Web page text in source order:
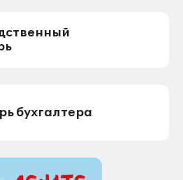
это для того, чтобы у
возможность в случае
непосредственно к
нарушений.
бухгалтера